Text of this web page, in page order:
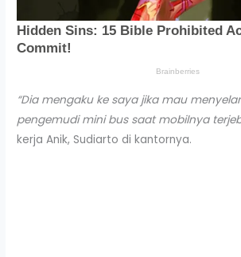
“Dia mengaku ke saya jika mau
pengemudi mini bus saat mobilnya
kerja Anik, Sudiarto di kantornya.